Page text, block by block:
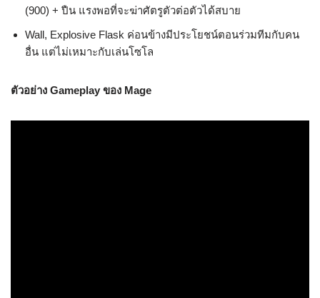
(900) + ปืน แรงพอที่จะฆ่าศัตรูตัวต่อตัวได้สบาย
Wall, Explosive Flask ค่อนข้างมีประโยชน์ตอนร่วมทีมกับคน
อื่น แต่ไม่เหมาะกับเล่นโซโล
ตัวอย่าง Gameplay ของ Mage